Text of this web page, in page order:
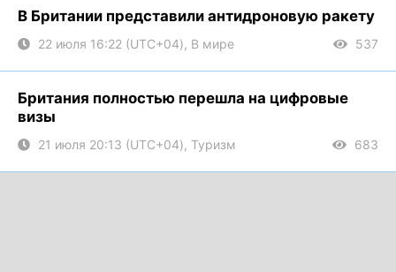
В Британии представили антидроновую ракету
22 июля 16:22 (UTC+04), В мире 537
Британия полностью перешла на цифровые
визы
21 июля 20:13 (UTC+04), Туризм 683